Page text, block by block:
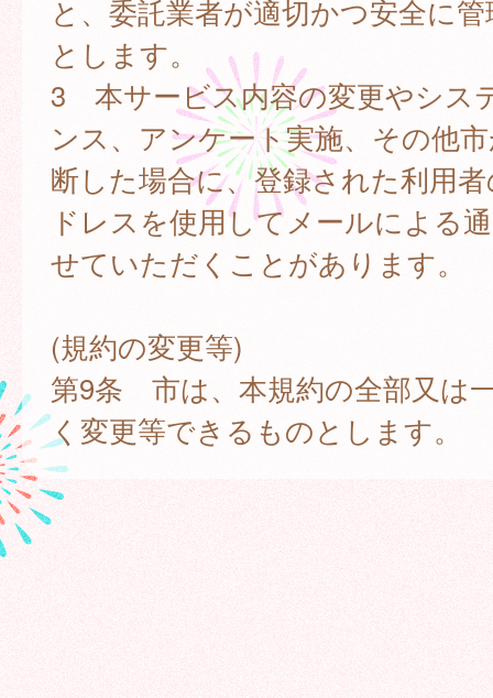
と、委託業者が適切かつ安全に
とします。
3 本サービス内容の変更やシス
ンス、アンケート実施、その他
断した場合に、登録された利用
ドレスを使用してメールによる
せていただくことがあります。
(規約の変更等)
第9条 市は、本規約の全部又は
く変更等できるものとします。